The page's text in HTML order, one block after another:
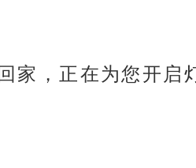
家，正在为您开